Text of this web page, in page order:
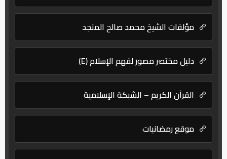
مؤلفات الشيخ محمد صالح المنجد
دليل مختصر مصور لفهم الإسلام (E)
القرآن الكريم – الشبكة الإسلامية
موقع رمضانيات